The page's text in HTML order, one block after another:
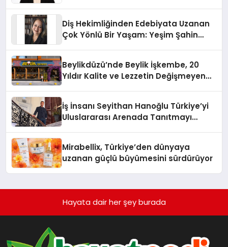
Diş Hekimliğinden Edebiyata Uzanan
Çok Yönlü Bir Yaşam: Yeşim Şahin
Beylikdüzü’nde Beylik İşkembe, 20
Yıldır Kalite ve Lezzetin Değişmeyen
İş İnsanı Seyithan Hanoğlu Türkiye’yi
Uluslararası Arenada Tanıtmayı
Mirabellix, Türkiye’den dünyaya
uzanan güçlü büyümesini sürdürüyor
Hayata dair her şey burada